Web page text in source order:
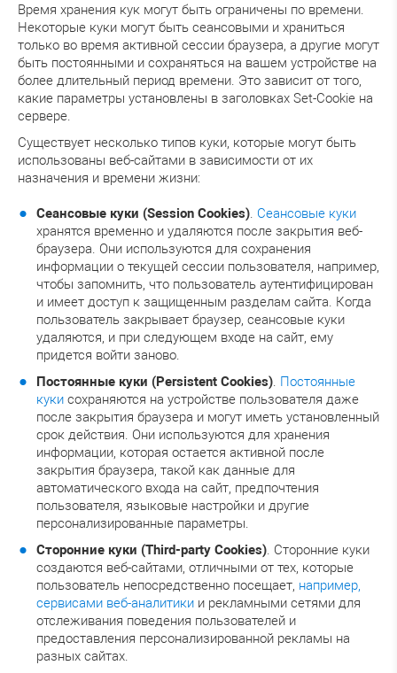
Время хранения кук могут быть ограничены по времени.
Некоторые куки могут быть сеансовыми и храниться
только во время активной сессии браузера, а другие могут
быть постоянными и сохраняться на вашем устройстве на
более длительный период времени. Это зависит от того,
какие параметры установлены в заголовках Set-Cookie на
сервере.
Существует несколько типов куки, которые могут быть
использованы веб-сайтами в зависимости от их
назначения и времени жизни:
Сеансовые куки (Session Cookies). Сеансовые куки
хранятся временно и удаляются после закрытия веб-
браузера. Они используются для сохранения
информации о текущей сессии пользователя, например,
чтобы запомнить, что пользователь аутентифицирован
и имеет доступ к защищенным разделам сайта. Когда
пользователь закрывает браузер, сеансовые куки
удаляются, и при следующем входе на сайт, ему
придется войти заново.
Постоянные куки (Persistent Cookies). Постоянные
куки сохраняются на устройстве пользователя даже
после закрытия браузера и могут иметь установленный
срок действия. Они используются для хранения
информации, которая остается активной после
закрытия браузера, такой как данные для
автоматического входа на сайт, предпочтения
пользователя, языковые настройки и другие
персонализированные параметры.
Сторонние куки (Third-party Cookies). Сторонние куки
создаются веб-сайтами, отличными от тех, которые
пользователь непосредственно посещает, например,
сервисами веб-аналитики и рекламными сетями для
отслеживания поведения пользователей и
предоставления персонализированной рекламы на
разных сайтах.